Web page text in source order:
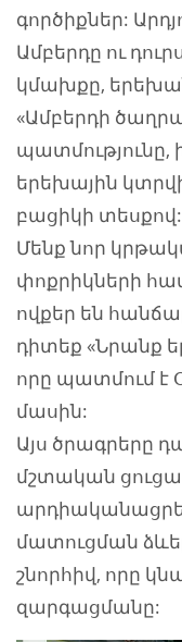
գործիքներ:
Ամբերդը ու
կմախքը,
«Ամբերդի
պատմությունը,
երեխային
բացիկի տեսքով:
Մենք նոր
փոքրիկների
ովքեր են
դիտեք «Նրանք
որը պատմում է
մասին:
Այս ծրագրերը
մշտական
մատուցման
շնորհիվ, որը
զարգացմանը: